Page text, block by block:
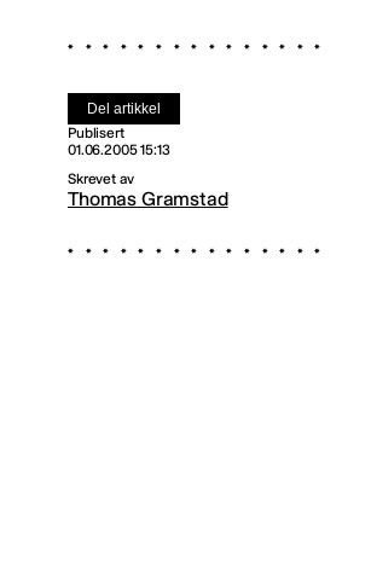
Del artikkel
Publisert
01.06.2005 15:13
Skrevet av
Thomas Gramstad